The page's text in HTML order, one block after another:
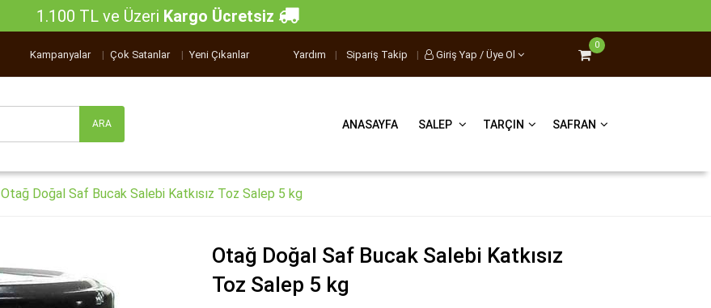
1.100 TL ve Üzeri Kargo Ücretsiz
Kampanyalar | Çok Satanlar | Yeni Çıkanlar Yardım | Sipariş Takip | Giriş Yap / Üye Ol
0
ANASAYFA SALEP TARÇIN SAFRAN
Otağ Doğal Saf Bucak Salebi Katkısız Toz Salep 5 kg
Otağ Doğal Saf Bucak Salebi Katkısız
Toz Salep 5 kg